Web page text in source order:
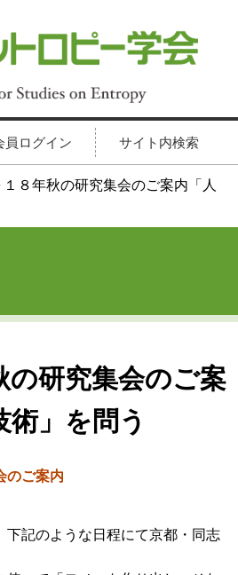
員ログイン サイト内検索
１８年秋の研究集会のご案内「人
の研究集会のご案
術」を問う
のご案内
下記のような日程にて京都・同志